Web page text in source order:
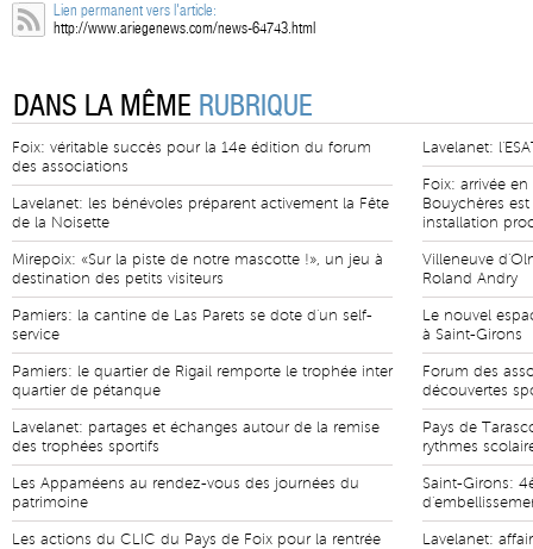
Lien permanent vers l'article:
http://www.ariegenews.com/news-64743.html
DANS LA MÊME RUBRIQUE
Foix: véritable succès pour la 14e édition du forum
des associations
Lavelanet: les bénévoles préparent activement la Fête
de la Noisette
Mirepoix: «Sur la piste de notre mascotte !», un jeu à
destination des petits visiteurs
Pamiers: la cantine de Las Parets se dote d'un self-
service
Pamiers: le quartier de Rigail remporte le trophée inter
quartier de pétanque
Lavelanet: partages et échanges autour de la remise
des trophées sportifs
Les Appaméens au rendez-vous des journées du
patrimoine
Les actions du CLIC du Pays de Foix pour la rentrée
Lavelanet:
Foix: arrivée
Bouychères
installation
Villeneuve
Roland Andry
Le nouvel
à Saint-Girons
Forum des
découvertes
Pays de
rythmes
Saint-Girons:
Lavelanet: